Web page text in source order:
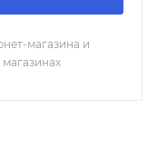
магазина и